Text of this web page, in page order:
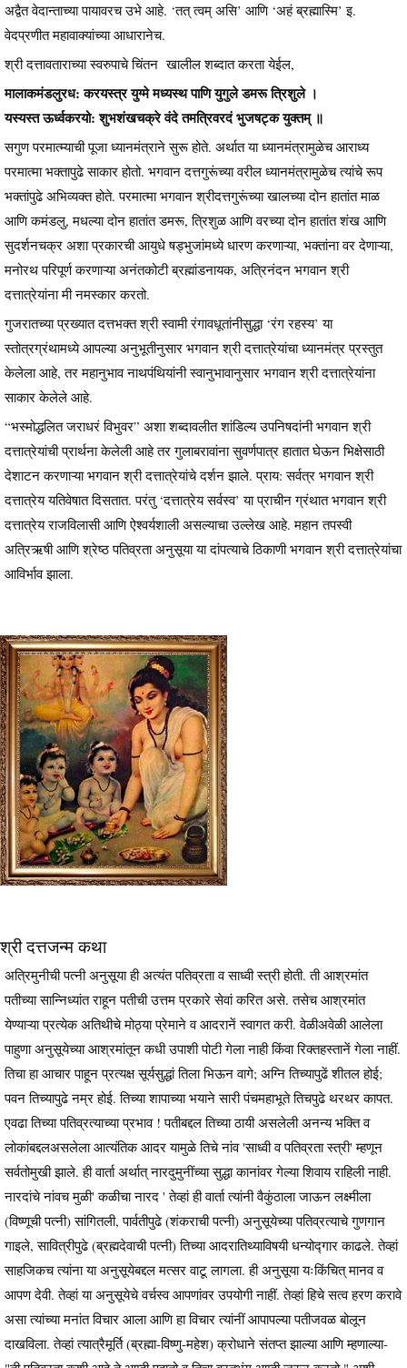
अद्वैत वेदान्ताच्या पायावरच उभे आहे. ‘तत् त्वम् असि’ आणि ‘अहं ब्रह्मास्मि’ इ.
वेदप्रणीत महावाक्यांच्या आधारानेच.
श्री दत्तावताराच्या स्वरुपाचे चिंतन खालील शब्दात करता येईल,
मालाकमंडलुरध: करयस्त्र युग्मे मध्यस्थ पाणि युगुले डमरू त्रिशुले ।
यस्यस्त ऊर्ध्वकरयो: शुभशंखचक्रे वंदे तमत्रिवरदं भुजषट्क युक्तम् ॥
सगुण परमात्म्याची पूजा ध्यानमंत्राने सुरू होते. अर्थात या ध्यानमंत्रामुळेच आराध्य
परमात्मा भक्तापुढे साकार होतो. भगवान दत्तगुरूंच्या वरील ध्यानमंत्रामुळेच त्यांचे रूप
भक्तांपुढे अभिव्यक्त होते. परमात्मा भगवान श्रीदत्तगुरूंच्या खालच्या दोन हातांत माळ
आणि कमंडलु, मधल्या दोन हातांत डमरू, त्रिशुळ आणि वरच्या दोन हातांत शंख आणि
सुदर्शनचक्र अशा प्रकारची आयुधे षड्भुजांमध्ये धारण करणाऱ्या, भक्तांना वर देणाऱ्या,
मनोरथ परिपूर्ण करणाऱ्या अनंतकोटी ब्रह्मांडनायक, अत्रिनंदन भगवान श्री
दत्तात्रेयांना मी नमस्कार करतो.
गुजरातच्या प्रख्यात दत्तभक्त श्री स्वामी रंगावधूतांनीसुद्धा ‘रंग रहस्य’ या
स्तोत्रग्रंथामध्ये आपल्या अनुभूतीनुसार भगवान श्री दत्तात्रेयांचा ध्यानमंत्र प्रस्तुत
केलेला आहे, तर महानुभाव नाथपंथियांनी स्वानुभावानुसार भगवान श्री दत्तात्रेयांना
साकार केलेले आहे.
“भस्मोद्धलित जराधरं विभुवर” अशा शब्दावलीत शांडिल्य उपनिषदांनी भगवान श्री
दत्तात्रेयांची प्रार्थना केलेली आहे तर गुलाबरावांना सुवर्णपात्र हातात घेऊन भिक्षेसाठी
देशाटन करणाऱ्या भगवान श्री दत्तात्रेयांचे दर्शन झाले. प्राय: सर्वत्र भगवान श्री
दत्तात्रेय यतिवेषात दिसतात. परंतु ‘दत्तात्रेय सर्वस्व’ या प्राचीन ग्रंथात भगवान श्री
दत्तात्रेय राजविलासी आणि ऐश्वर्यशाली असल्याचा उल्लेख आहे. महान तपस्वी
अत्रिऋषी आणि श्रेष्ठ पतिव्रता अनुसूया या दांपत्याचे ठिकाणी भगवान श्री दत्तात्रेयांचा
आविर्भाव झाला.
श्री दत्तजन्म कथा
अत्रिमुनीची पत्नी अनुसूया ही अत्यंत पतिव्रता व साध्वी स्त्री होती. ती आश्रमांत
पतीच्या सान्निध्यांत राहून पतीची उत्तम प्रकारे सेवां करित असे. तसेच आश्रमांत
येण्याऱ्या प्रत्येक अतिथीचे मोठ्या प्रेमाने व आदरानें स्वागत करी. वेळीअवेळी आलेला
पाहुणा अनुसूयेच्या आश्रमांतून कधी उपाशी पोटी गेला नाही किंवा रिक्तहस्तानें गेला नाहीं.
तिचा हा आचार पाहून प्रत्यक्ष सूर्यसुद्धां तिला भिऊन वागे; अग्नि तिच्यापुढें शीतल होई;
पवन तिच्यापुढे नम्र होई. तिच्या शापाच्या भयाने सारी पंचमहाभूते तिचपुढे थरथर कापत.
एवढा तिच्या पतिव्रत्याच्या प्रभाव ! पतीबद्दल तिच्या ठायी असलेली अनन्य भक्ति व
लोकांबद्दलअसलेला आत्यंतिक आदर यामुळे तिचे नांव 'साध्वी व पतिव्रता स्त्री' म्हणून
सर्वतोमुखी झाले. ही वार्ता अर्थात् नारदुमुनींच्या सुद्धा कानांवर गेल्या शिवाय राहिली नाही.
नारदांचे नांवच मुळी' कळीचा नारद ' तेव्हां ही वार्ता त्यांनी वैकुंठाला जाऊन लक्ष्मीला
(विष्णूची पत्नी) सांगितली, पार्वतीपुढे (शंकराची पत्नी) अनुसूयेच्या पतिव्रत्याचे गुणगान
गाइले, सावित्रीपुढे (ब्रह्मदेवाची पत्नी) तिच्या आदरातिथ्याविषयी धन्योद्गार काढले. तेव्हां
साहजिकच त्यांना या अनुसूयेबद्दल मत्सर वाटू लागला. ही अनुसूया यःकिंचित् मानव व
आपण देवी. तेव्हां या अनुसूयेचे वर्चस्व आपणांवर उपयोगी नाहीं. तेव्हां हिचे सत्व हरण करावे
असा त्यांच्या मनांत विचार आला आणि हा विचार त्यांनीं आपापल्या पतीजवळ बोलून
दाखविला. तेव्हां त्यात्रैमूर्ति (ब्रह्मा-विष्णु-महेश) क्रोधाने संतप्त झाल्या आणि म्हणाल्या-